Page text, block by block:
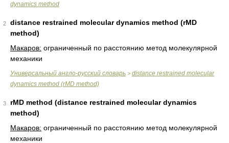
dynamics method
2
distance restrained molecular dynamics method (rMD
method)
Макаров: ограниченный по расстоянию метод молекулярной
механики
Универсальный англо-русский словарь > distance restrained molecular
dynamics method (rMD method)
3
rMD method (distance restrained molecular dynamics
method)
Макаров: ограниченный по расстоянию метод молекулярной
механики